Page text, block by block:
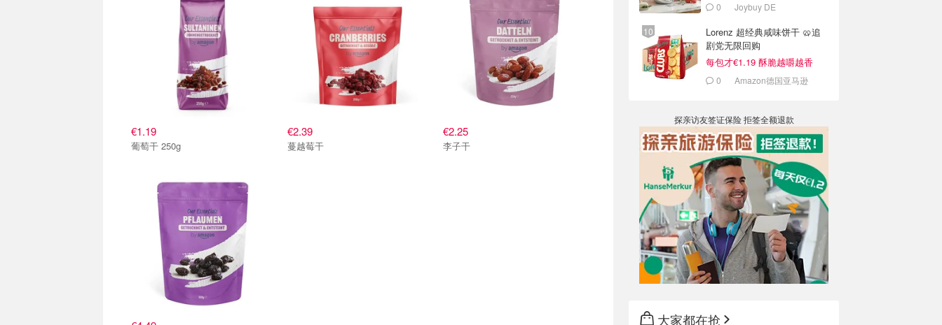
€1.19
葡萄干 250g
€2.39
蔓越莓干
€2.25
李子干
0 Joybuy DE
Lorenz 超经典咸味饼干 🥨追
剧党无限回购
每包才€1.19 酥脆越嚼越香
0 Amazon德国亚马逊
探亲访友签证保险 拒签全额退款
大家都在抢